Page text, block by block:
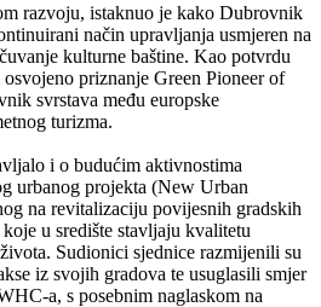
razvoju, istaknuo je kako Dubrovnik
način upravljanja usmjeren na
kulturne baštine. Kao potvrdu
priznanje Green Pioneer of
svrstava među europske
turizma.
i o budućim aktivnostima
urbanog projekta (New Urban
na revitalizaciju povijesnih gradskih
u središte stavljaju kvalitetu
Sudionici sjednice razmijenili su
iz svojih gradova te usuglasili smjer
a, s posebnim naglaskom na